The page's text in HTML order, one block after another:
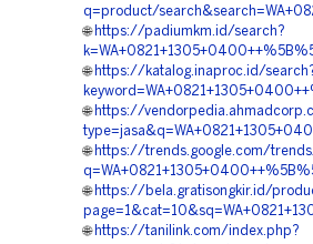
q=product/
🌐 https://padiumkm.id/search?
🌐 https://katalog.inaproc.id/
🌐 https://
🌐 https://trends.google.com/
🌐 https://bela.gratisongkir.id/
🌐 https://tanilink.com/index.php?